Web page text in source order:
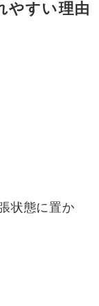
やすい理由
状態に置か